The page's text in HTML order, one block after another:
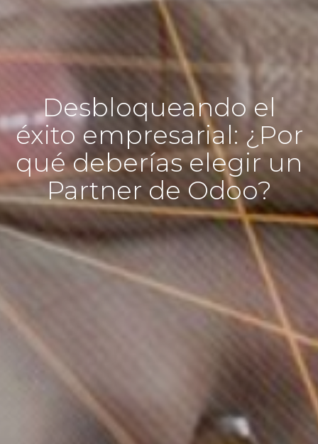
Desbloqueando el
éxito empresarial: ¿Por
qué deberías elegir un
Partner de Odoo?